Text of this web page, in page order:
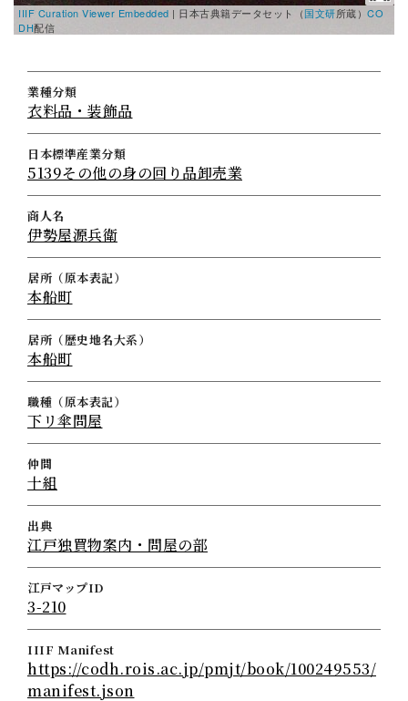
IIIF Curation Viewer Embedded | 日本古典籍データセット（国文研所蔵） CO
DH配信
業種分類
衣料品・装飾品
日本標準産業分類
5139その他の身の回り品卸売業
商人名
伊勢屋源兵衛
居所（原本表記）
本船町
居所（歴史地名大系）
本船町
職種（原本表記）
下リ傘問屋
仲間
十組
出典
江戸独買物案内・問屋の部
江戸マップID
3-210
IIIF Manifest
https://codh.rois.ac.jp/pmjt/book/100249553/
manifest.json